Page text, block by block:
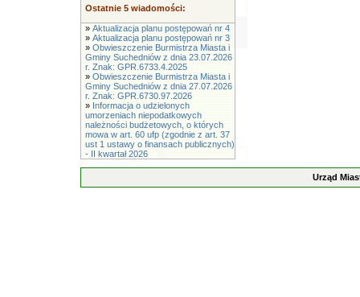
Ostatnie 5 wiadomości:
» Aktualizacja planu postępowań nr 4
» Aktualizacja planu postępowań nr 3
» Obwieszczenie Burmistrza Miasta i
Gminy Suchedniów z dnia 23.07.2026
r. Znak: GPR.6733.4.2025
» Obwieszczenie Burmistrza Miasta i
Gminy Suchedniów z dnia 27.07.2026
r. Znak: GPR.6730.97.2026
» Informacja o udzielonych
umorzeniach niepodatkowych
należności budżetowych, o których
mowa w art. 60 ufp (zgodnie z art. 37
ust 1 ustawy o finansach publicznych)
- II kwartał 2026
Urząd